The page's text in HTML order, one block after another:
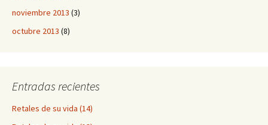
noviembre 2013 (3)
octubre 2013 (8)
Entradas recientes
Retales de su vida (14)